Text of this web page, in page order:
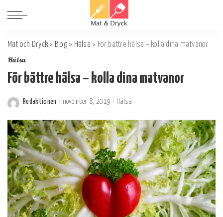
Mat och Dryck > Blog> Hälsa > För bättre hälsa – kolla dina matvanor
Hälsa
För bättre hälsa – kolla dina matvanor
Postat
Redaktionen november 8, 2019 Hälsa